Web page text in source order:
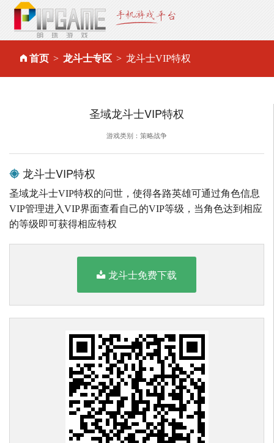
首页 龙斗士专区 龙斗士VIP特权
圣域龙斗士VIP特权
游戏类别：策略战争
龙斗士VIP特权
圣域龙斗士VIP特权的问世，使得各路英雄可通过角色信息
VIP管理进入VIP界面查看自己的VIP等级，当角色达到相应
的等级即可获得相应特权
龙斗士免费下载